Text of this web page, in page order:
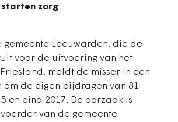
starten zorg
gemeente Leeuwarden, die de
voor de uitvoering van het
meldt de misser in een
om de eigen bijdragen van 81
en eind 2017. De oorzaak is
van de gemeente